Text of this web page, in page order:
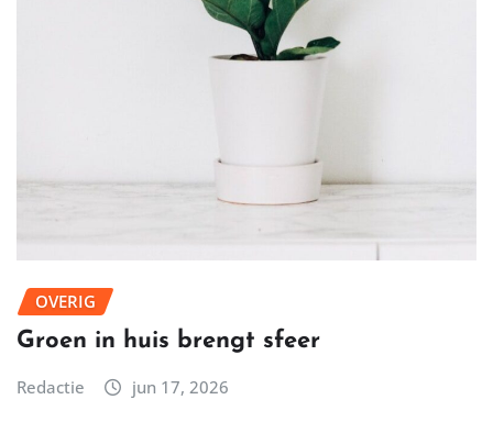
OVERIG
Groen in huis brengt sfeer
Redactie jun 17, 2026